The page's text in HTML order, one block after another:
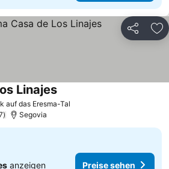
Teilen
auf das Eresma-Tal
LinajesPreise sehen
Segovia
anzeigen Preise sehen